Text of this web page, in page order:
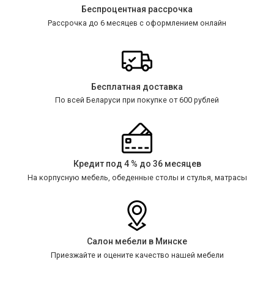
Беспроцентная рассрочка
Рассрочка до 6 месяцев с оформлением онлайн
Бесплатная доставка
По всей Беларуси при покупке от 600 рублей
Кредит под 4 % до 36 месяцев
На корпусную мебель, обеденные столы и стулья, матрасы
Салон мебели в Минске
Приезжайте и оцените качество нашей мебели